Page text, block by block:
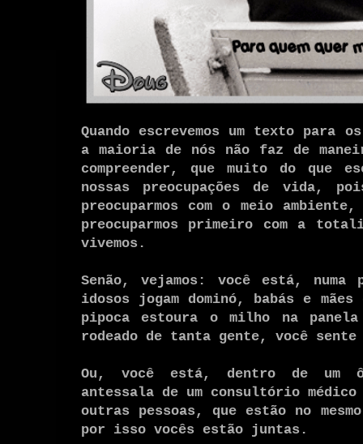
Quando escrevemos um texto para
a maioria de nós não faz de
compreender, que muito do que
nossas preocupações de vida,
preocuparmos com o meio
preocuparmos primeiro com a
vivemos.
Senão, vejamos: você está, numa
idosos jogam dominó, babás e mães
pipoca estoura o milho na panela
rodeado de tanta gente, você
Ou, você está, dentro de um
antessala de um consultório
outras pessoas, que estão no
por isso vocês estão juntas.